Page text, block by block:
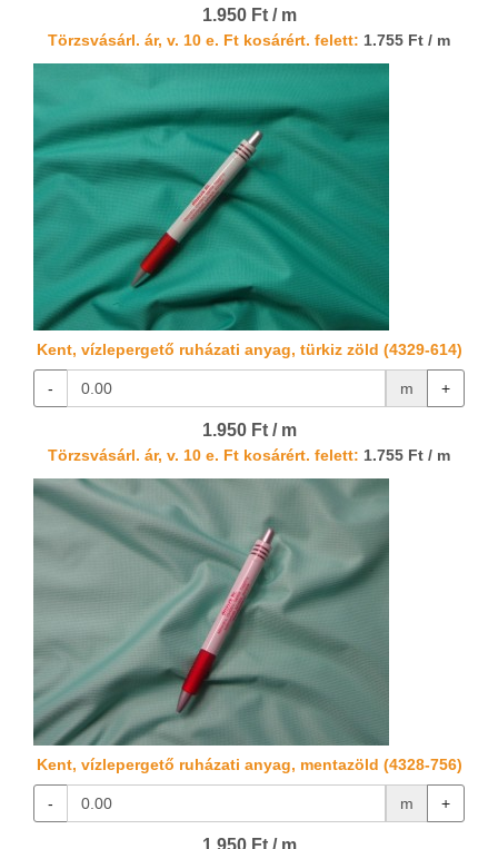
1.950 Ft / m
Törzsvásárl. ár, v. 10 e. Ft kosárért. felett: 1.755 Ft / m
Kent, vízlepergető ruházati anyag, türkiz zöld (4329-614)
- m +
1.950 Ft / m
Törzsvásárl. ár, v. 10 e. Ft kosárért. felett: 1.755 Ft / m
Kent, vízlepergető ruházati anyag, mentazöld (4328-756)
- m +